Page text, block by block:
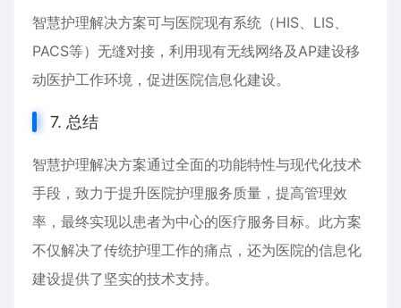
智慧护理解决方案可与医院现有系统（HIS、LIS、
PACS等）无缝对接，利用现有无线网络及AP建设移
动医护工作环境，促进医院信息化建设。
7. 总结
智慧护理解决方案通过全面的功能特性与现代化技术
手段，致力于提升医院护理服务质量，提高管理效
率，最终实现以患者为中心的医疗服务目标。此方案
不仅解决了传统护理工作的痛点，还为医院的信息化
建设提供了坚实的技术支持。